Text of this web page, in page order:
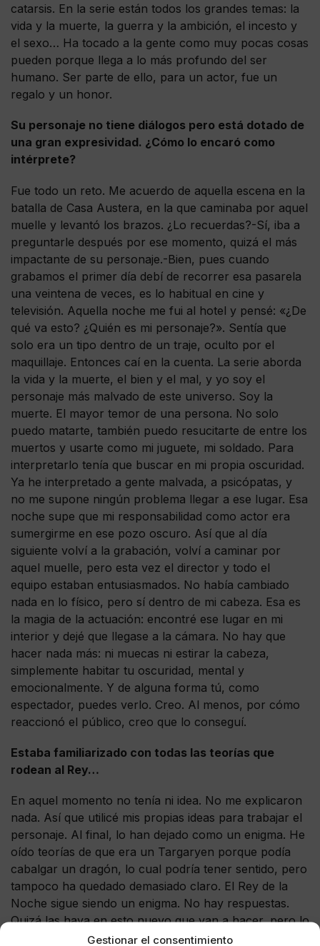
Gestionar el consentimiento
catarsis. En la serie están todos los grandes temas: la
vida y la muerte, la guerra y la ambición, el incesto y
el sexo… Ha tocado a la gente como muy pocas cosas
pueden porque llega a lo más profundo del ser
humano. Ser parte de ello, para un actor, fue un
regalo y un honor.
Su personaje no tiene diálogos pero está dotado de
una gran expresividad. ¿Cómo lo encaró como
intérprete?
Fue todo un reto. Me acuerdo de aquella escena en la
batalla de Casa Austera, en la que caminaba por aquel
muelle y levantó los brazos. ¿Lo recuerdas?-Sí, iba a
preguntarle después por ese momento, quizá el más
impactante de su personaje.-Bien, pues cuando
grabamos el primer día debí de recorrer esa pasarela
una veintena de veces, es lo habitual en cine y
televisión. Aquella noche me fui al hotel y pensé: «¿De
qué va esto? ¿Quién es mi personaje?». Sentía que
solo era un tipo dentro de un traje, oculto por el
maquillaje. Entonces caí en la cuenta. La serie aborda
la vida y la muerte, el bien y el mal, y yo soy el
personaje más malvado de este universo. Soy la
muerte. El mayor temor de una persona. No solo
puedo matarte, también puedo resucitarte de entre los
muertos y usarte como mi juguete, mi soldado. Para
interpretarlo tenía que buscar en mi propia oscuridad.
Ya he interpretado a gente malvada, a psicópatas, y
no me supone ningún problema llegar a ese lugar. Esa
noche supe que mi responsabilidad como actor era
sumergirme en ese pozo oscuro. Así que al día
siguiente volví a la grabación, volví a caminar por
aquel muelle, pero esta vez el director y todo el
equipo estaban entusiasmados. No había cambiado
nada en lo físico, pero sí dentro de mi cabeza. Esa es
la magia de la actuación: encontré ese lugar en mi
interior y dejé que llegase a la cámara. No hay que
hacer nada más: ni muecas ni estirar la cabeza,
simplemente habitar tu oscuridad, mental y
emocionalmente. Y de alguna forma tú, como
espectador, puedes verlo. Creo. Al menos, por cómo
reaccionó el público, creo que lo conseguí.
Estaba familiarizado con todas las teorías que
rodean al Rey…
En aquel momento no tenía ni idea. No me explicaron
nada. Así que utilicé mis propias ideas para trabajar el
personaje. Al final, lo han dejado como un enigma. He
oído teorías de que era un Targaryen porque podía
cabalgar un dragón, lo cual podría tener sentido, pero
tampoco ha quedado demasiado claro. El Rey de la
Noche sigue siendo un enigma. No hay respuestas.
Quizá las haya en esto nuevo que van a hacer, pero lo
único que sé es que para mí representa el mal